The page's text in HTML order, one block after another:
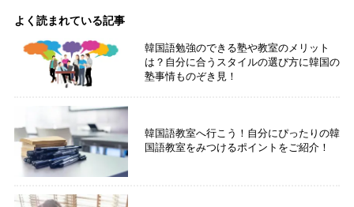
よく読まれている記事
韓国語勉強のできる塾や教室のメリット
は？自分に合うスタイルの選び方に韓国の
塾事情ものぞき見！
韓国語教室へ行こう！自分にぴったりの韓
国語教室をみつけるポイントをご紹介！